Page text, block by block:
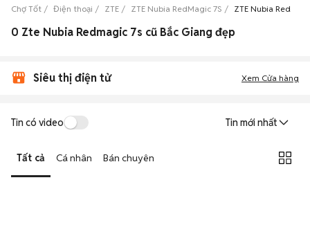
Chợ Tốt Điện thoại ZTE ZTE Nubia RedMagic 7S ZTE Nubia
0 Zte Nubia Redmagic 7s cũ Bắc Giang đẹp
Siêu thị điện tử Xem Cửa hàng
Tin có video Tin mới nhất
Tất cả Cá nhân Bán chuyên